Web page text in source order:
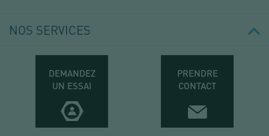
page
NOS SERVICES
DEMANDEZ
UN ESSAI
PRENDRE
CONTACT